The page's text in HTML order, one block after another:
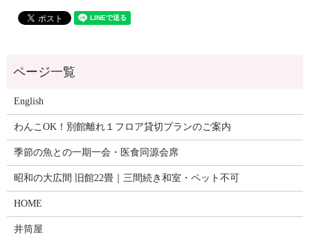
English
わんこOK！別館離れ１フロア貸切プランのご案内
季節の魚との一期一会・医食同源会席
昭和の大広間 旧館22畳｜三間続き和室・ペット不可
HOME
井筒屋